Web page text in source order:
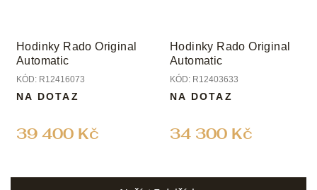
Hodinky Rado Original
Automatic
KÓD: R12416073
39 400 Kč
NA DOTAZ
Hodinky Rado Original
Automatic
KÓD: R12403633
34 300 Kč
NA DOTAZ